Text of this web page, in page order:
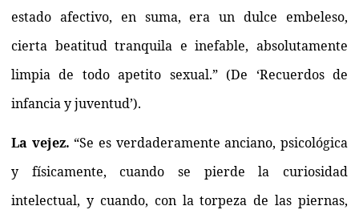
estado afectivo, en suma, era un dulce embeleso,
cierta beatitud tranquila e inefable, absolutamente
limpia de todo apetito sexual.” (De ‘Recuerdos de
infancia y juventud’).
La vejez. “Se es verdaderamente anciano, psicológica
y físicamente, cuando se pierde la curiosidad
intelectual, y cuando, con la torpeza de las piernas,